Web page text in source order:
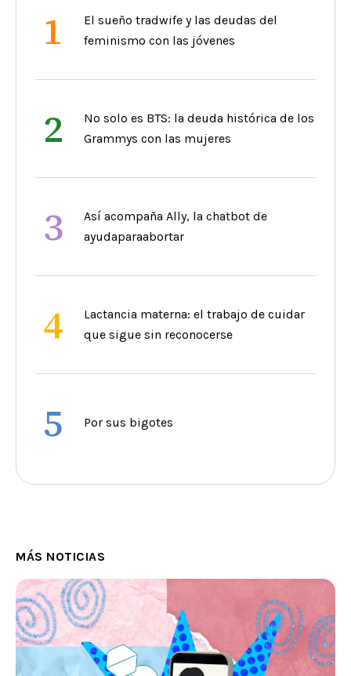
1
El sueño tradwife y las deudas del
feminismo con las jóvenes
2
No solo es BTS: la deuda histórica de los
Grammys con las mujeres
3
Así acompaña Ally, la chatbot de
ayudaparaabortar
4
Lactancia materna: el trabajo de cuidar
que sigue sin reconocerse
5 Por sus bigotes
MÁS NOTICIAS